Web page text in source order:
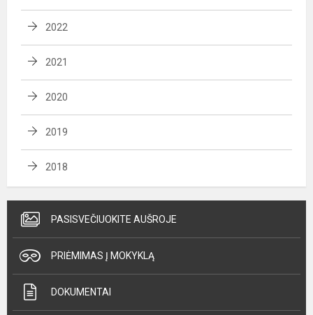
2022
2021
2020
2019
2018
PASISVEČIUOKITE AUŠROJE
PRIĖMIMAS Į MOKYKLĄ
DOKUMENTAI